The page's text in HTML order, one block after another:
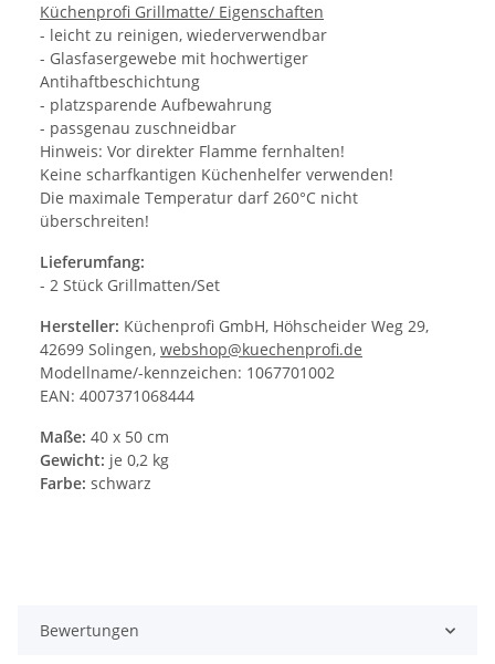
Küchenprofi Grillmatte/ Eigenschaften
- leicht zu reinigen, wiederverwendbar
- Glasfasergewebe mit hochwertiger
Antihaftbeschichtung
- platzsparende Aufbewahrung
- passgenau zuschneidbar
Hinweis: Vor direkter Flamme fernhalten!
Keine scharfkantigen Küchenhelfer verwenden!
Die maximale Temperatur darf 260°C nicht
überschreiten!
Lieferumfang:
- 2 Stück Grillmatten/Set
Hersteller: Küchenprofi GmbH, Höhscheider Weg 29,
42699 Solingen, webshop@kuechenprofi.de
Modellname/-kennzeichen: 1067701002
EAN: 4007371068444
Maße: 40 x 50 cm
Gewicht: je 0,2 kg
Farbe: schwarz
Bewertungen